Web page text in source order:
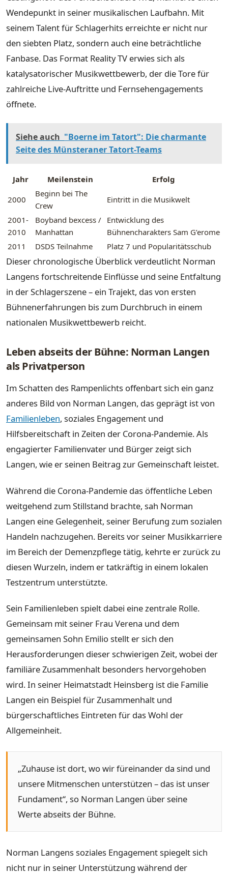
Wendepunkt in seiner musikalischen Laufbahn. Mit
seinem Talent für Schlagerhits erreichte er nicht nur
den siebten Platz, sondern auch eine beträchtliche
Fanbase. Das Format Reality TV erwies sich als
katalysatorischer Musikwettbewerb, der die Tore für
zahlreiche Live-Auftritte und Fernsehengagements
öffnete.
Siehe auch "Boerne im Tatort": Die charmante
Seite des Münsteraner Tatort-Teams
Jahr Meilenstein
Erfolg
2000
Beginn bei The
Crew
Eintritt in die Musikwelt
2001-
2010
Boyband bexcess /
Manhattan
Entwicklung des
Bühnencharakters Sam G’erome
2011
DSDS Teilnahme Platz 7 und Popularitätsschub
Dieser chronologische Überblick verdeutlicht Norman
Langens fortschreitende Einflüsse und seine Entfaltung
in der Schlagerszene – ein Trajekt, das von ersten
Bühnenerfahrungen bis zum Durchbruch in einem
nationalen Musikwettbewerb reicht.
Leben abseits der Bühne: Norman Langen
als Privatperson
Im Schatten des Rampenlichts offenbart sich ein ganz
anderes Bild von Norman Langen, das geprägt ist von
Familienleben, soziales Engagement und
Hilfsbereitschaft in Zeiten der Corona-Pandemie. Als
engagierter Familienvater und Bürger zeigt sich
Langen, wie er seinen Beitrag zur Gemeinschaft leistet.
Während die Corona-Pandemie das öffentliche Leben
weitgehend zum Stillstand brachte, sah Norman
Langen eine Gelegenheit, seiner Berufung zum sozialen
Handeln nachzugehen. Bereits vor seiner Musikkarriere
im Bereich der Demenzpflege tätig, kehrte er zurück zu
diesen Wurzeln, indem er tatkräftig in einem lokalen
Testzentrum unterstützte.
Sein Familienleben spielt dabei eine zentrale Rolle.
Gemeinsam mit seiner Frau Verena und dem
gemeinsamen Sohn Emilio stellt er sich den
Herausforderungen dieser schwierigen Zeit, wobei der
familiäre Zusammenhalt besonders hervorgehoben
wird. In seiner Heimatstadt Heinsberg ist die Familie
Langen ein Beispiel für Zusammenhalt und
bürgerschaftliches Eintreten für das Wohl der
Allgemeinheit.
„Zuhause ist dort, wo wir füreinander da sind und
unsere Mitmenschen unterstützen – das ist unser
Fundament“, so Norman Langen über seine
Werte abseits der Bühne.
Norman Langens soziales Engagement spiegelt sich
nicht nur in seiner Unterstützung während der